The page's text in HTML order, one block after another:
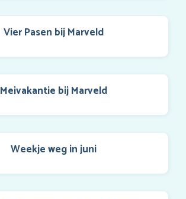
Vier Pasen bij Marveld
Meivakantie bij Marveld
Weekje weg in juni